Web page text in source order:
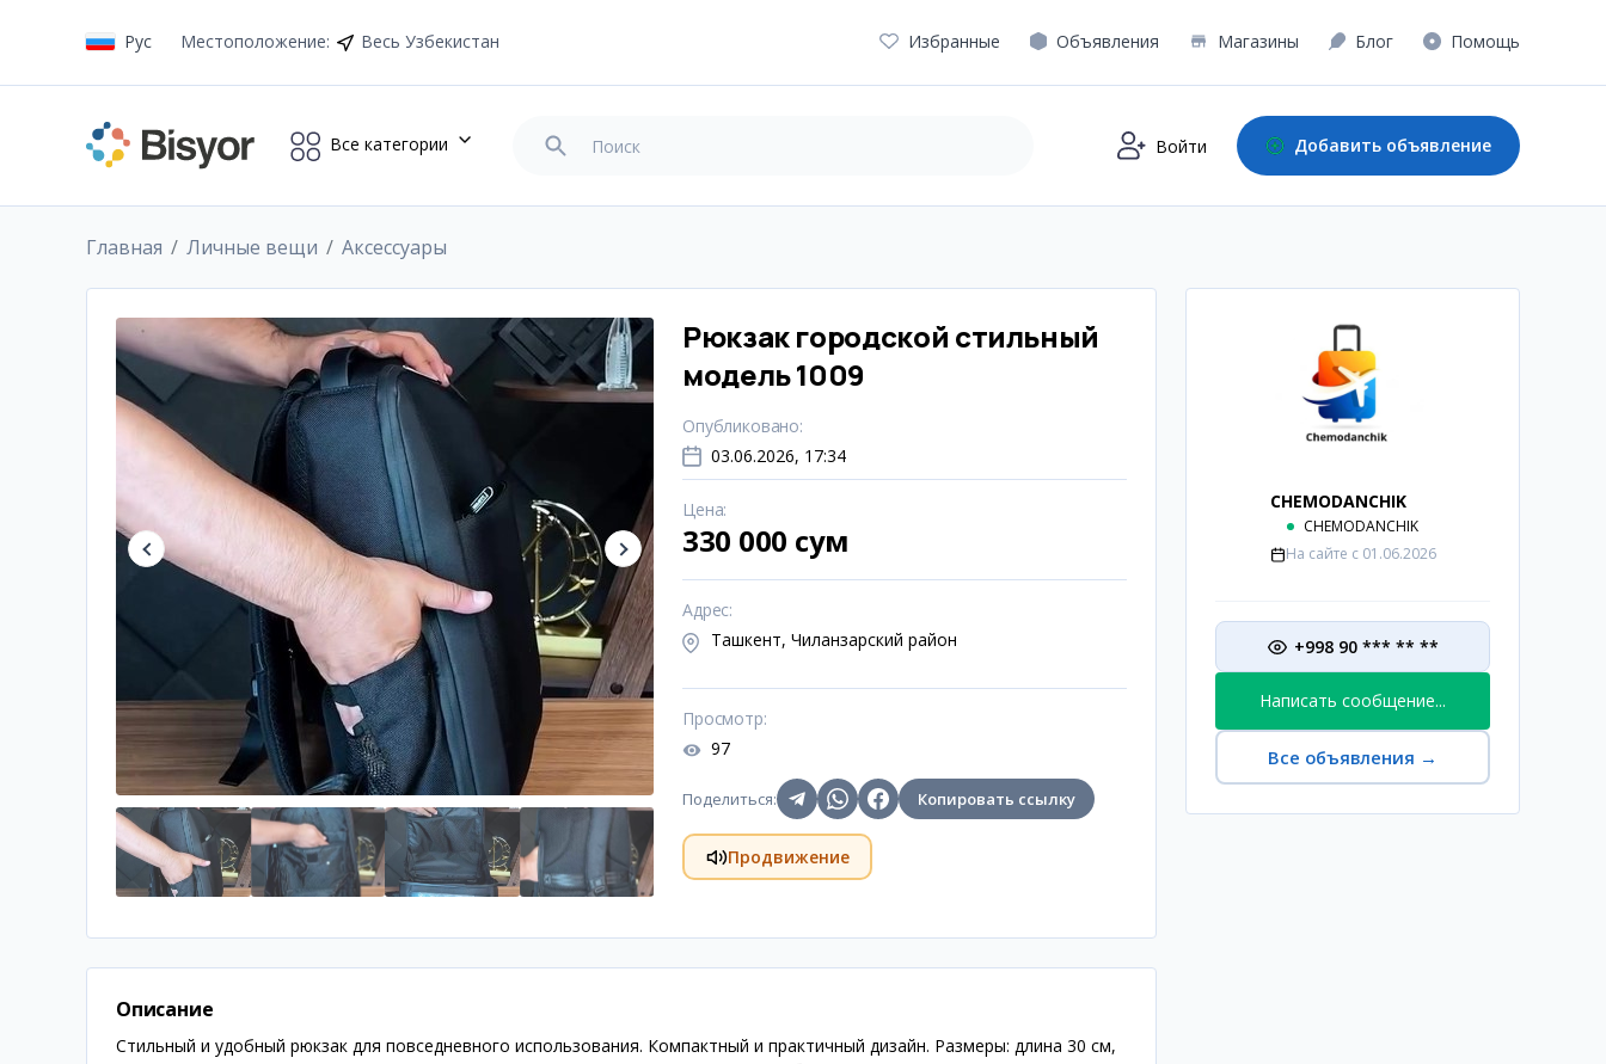
Рус Местоположение: Весь Узбекистан Избранные Объявления Магазины Блог Помощь
Все категории Войти Добавить объявление
Главная Личные вещи Аксессуары
Рюкзак городской стильный
модель 1009
Опубликовано:
03.06.2026, 17:34
Цена:
330 000 сум
Адрес:
Ташкент, Чиланзарский район
Просмотр:
97
Поделиться: Копировать ссылку
Продвижение
Описание
Стильный и удобный рюкзак для повседневного использования. Компактный и практичный дизайн. Размеры: длина 30 см,
CHEMODANCHIK
CHEMODANCHIK
На сайте с 01.06.2026
+998 90 *** ** **
Написать сообщение...
Все объявления →